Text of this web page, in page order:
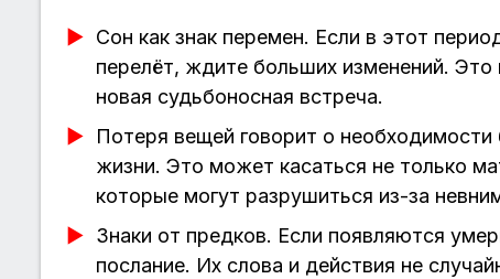
Сон как знак перемен. Если в этот
перелёт, ждите больших изменений.
новая судьбоносная встреча.
Потеря вещей говорит о
жизни. Это может касаться не только
которые могут разрушиться из-за
Знаки от предков. Если появляются
послание. Их слова и действия не